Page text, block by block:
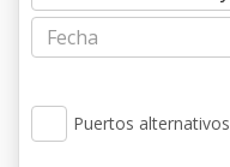
Puertos alternativos